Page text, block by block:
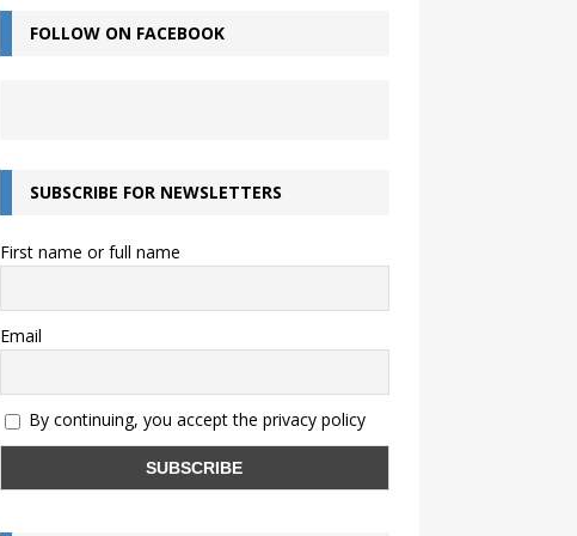
FOLLOW ON FACEBOOK
SUBSCRIBE FOR NEWSLETTERS
First name or full name
Email
By continuing, you accept the privacy policy